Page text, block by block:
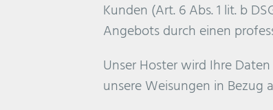
Kunden (Art. 6 Abs. 1 lit. b
Angebots durch einen
Unser Hoster wird Ihre
unsere Weisungen in Bezug